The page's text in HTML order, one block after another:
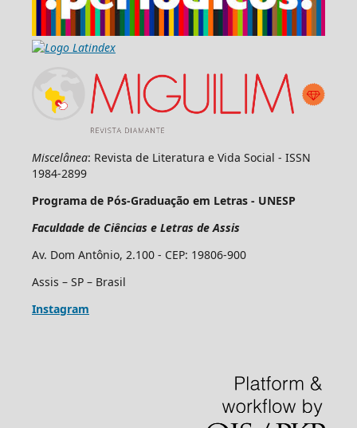
Miscelânea: Revista de Literatura e Vida Social - ISSN
1984-2899
Programa de Pós-Graduação em Letras - UNESP
Faculdade de Ciências e Letras de Assis
Av. Dom Antônio, 2.100 - CEP: 19806-900
Assis – SP – Brasil
Instagram